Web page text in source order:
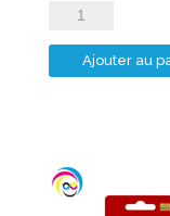
quantité
de
CA_045HM
Ajouter au